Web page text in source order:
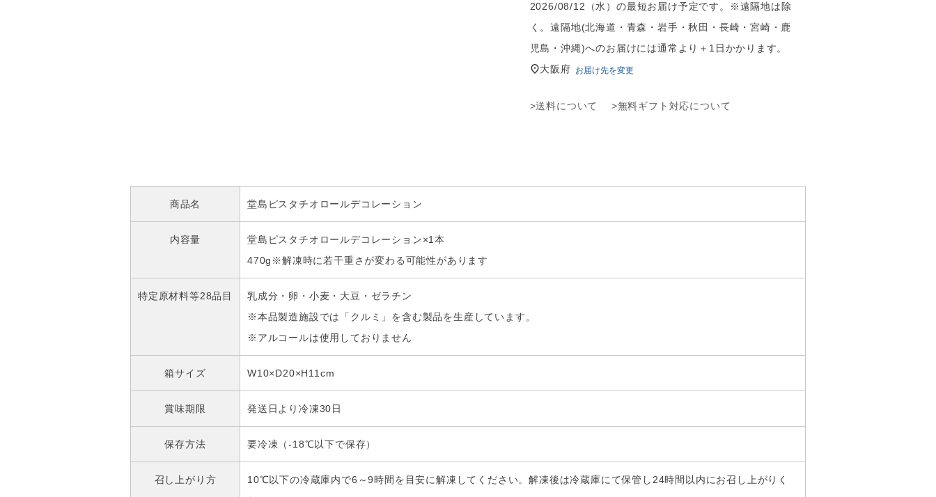
2026/08/12（水）の最短お届け予定です。※遠隔地は除
く。遠隔地(北海道・青森・岩手・秋田・長崎・宮崎・鹿
児島・沖縄)へのお届けには通常より＋1日かかります。
大阪府 お届け先を変更
>送料について >無料ギフト対応について
商品名 堂島ピスタチオロールデコレーション
内容量
堂島ピスタチオロールデコレーション×1本
470g※解凍時に若干重さが変わる可能性があります
特定原材料等28品目
乳成分・卵・小麦・大豆・ゼラチン
※本品製造施設では「クルミ」を含む製品を生産しています。
※アルコールは使用しておりません
箱サイズ W10×D20×H11cm
賞味期限 発送日より冷凍30日
保存方法 要冷凍（-18℃以下で保存）
召し上がり方
10℃以下の冷蔵庫内で6～9時間を目安に解凍してください。解凍後は冷蔵庫にて保管し24時間以内にお召し上がりく